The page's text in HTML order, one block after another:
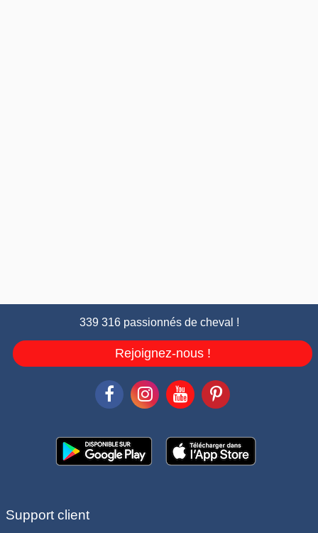
339 316 passionnés de cheval !
Rejoignez-nous !
Support client